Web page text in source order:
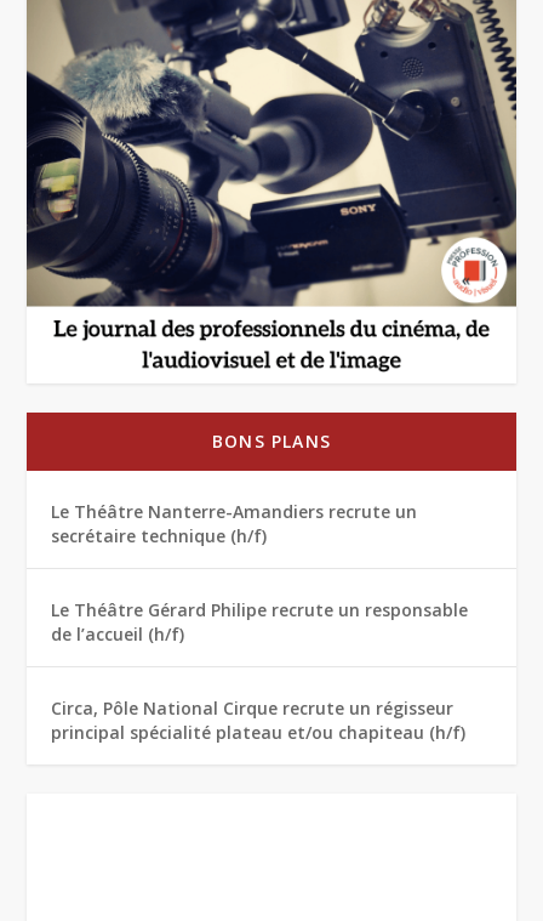
BONS PLANS
Le Théâtre Nanterre-Amandiers recrute un
secrétaire technique (h/f)
Le Théâtre Gérard Philipe recrute un responsable
de l’accueil (h/f)
Circa, Pôle National Cirque recrute un régisseur
principal spécialité plateau et/ou chapiteau (h/f)